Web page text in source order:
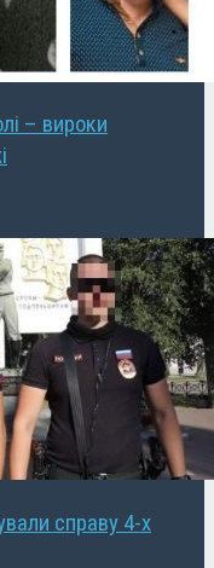
– вироки
справу 4-х